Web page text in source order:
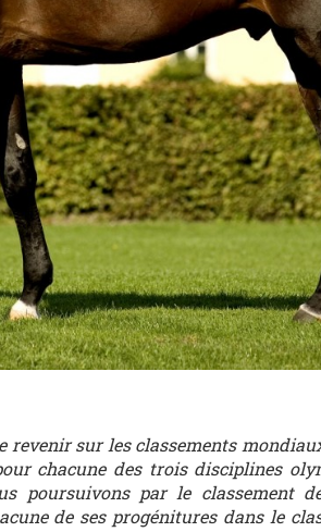
revenir sur les classements
chacune des trois disciplines
poursuivons par le classement
de ses progénitures dans le